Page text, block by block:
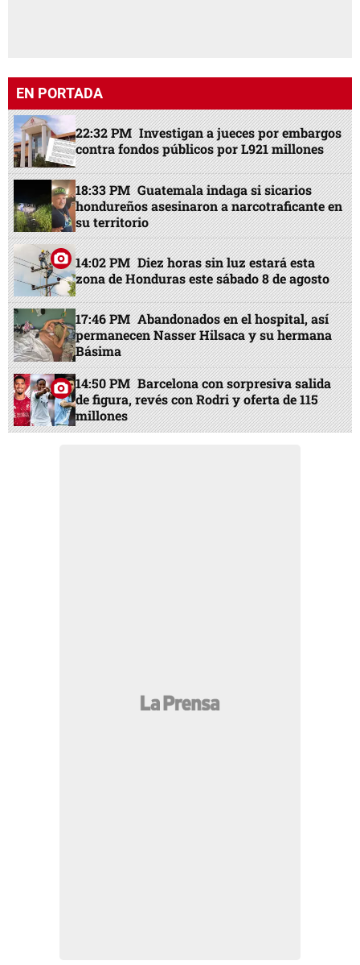
EN PORTADA
22:32 PM Investigan a jueces por embargos
contra fondos públicos por L921 millones
18:33 PM Guatemala indaga si sicarios
hondureños asesinaron a narcotraficante en
su territorio
14:02 PM Diez horas sin luz estará esta
zona de Honduras este sábado 8 de agosto
17:46 PM Abandonados en el hospital, así
permanecen Nasser Hilsaca y su hermana
Básima
14:50 PM Barcelona con sorpresiva salida
de figura, revés con Rodri y oferta de 115
millones